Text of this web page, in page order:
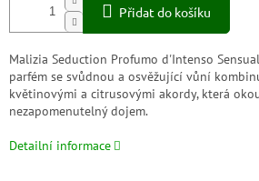
Přidat do košíku
Malizia Seduction Profumo d'Intenso
parfém se svůdnou a osvěžující vůní
květinovými a citrusovými akordy, která
nezapomenutelný dojem.
Detailní informace